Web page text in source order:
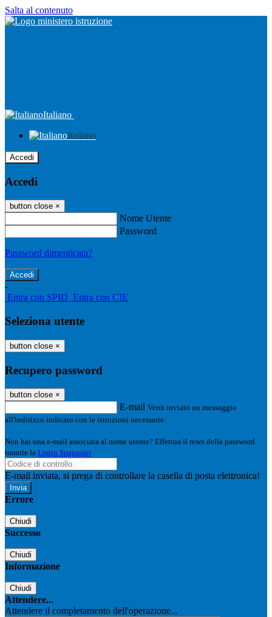
Salta al contenuto
Italiano
Italiano
Accedi
Accedi
button close ×
Nome Utente
Password
Password dimenticata?
-
Entra con SPID Entra con CIE
Seleziona utente
button close ×
Recupero password
button close ×
E-mail Verrà inviato un messaggio
all'indirizzo indicato con le istruzioni necessarie.
Non hai una e-mail associata al nome utente? Effettua il reset della password
tramite la Login Spaggiari
E-mail inviata, si prega di controllare la casella di posta elettronica!
Errore
Chiudi
Successo
Chiudi
Informazione
Chiudi
Attendere...
Attendere il completamento dell'operazione...